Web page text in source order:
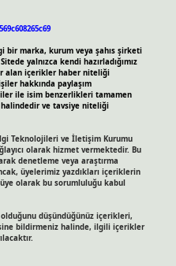
bir marka, kurum veya şahıs şirketi
yalnızca kendi hazırladığımız
alan içerikler haber niteliği
hakkında paylaşım
ile isim benzerlikleri tamamen
ve tavsiye niteliği
Teknolojileri ve İletişim Kurumu
olarak hizmet vermektedir. Bu
denetleme veya araştırma
üyelerimiz yazdıkları içeriklerin
olarak bu sorumluluğu kabul
düşündüğünüz içerikleri,
bildirmeniz halinde, ilgili içerikler